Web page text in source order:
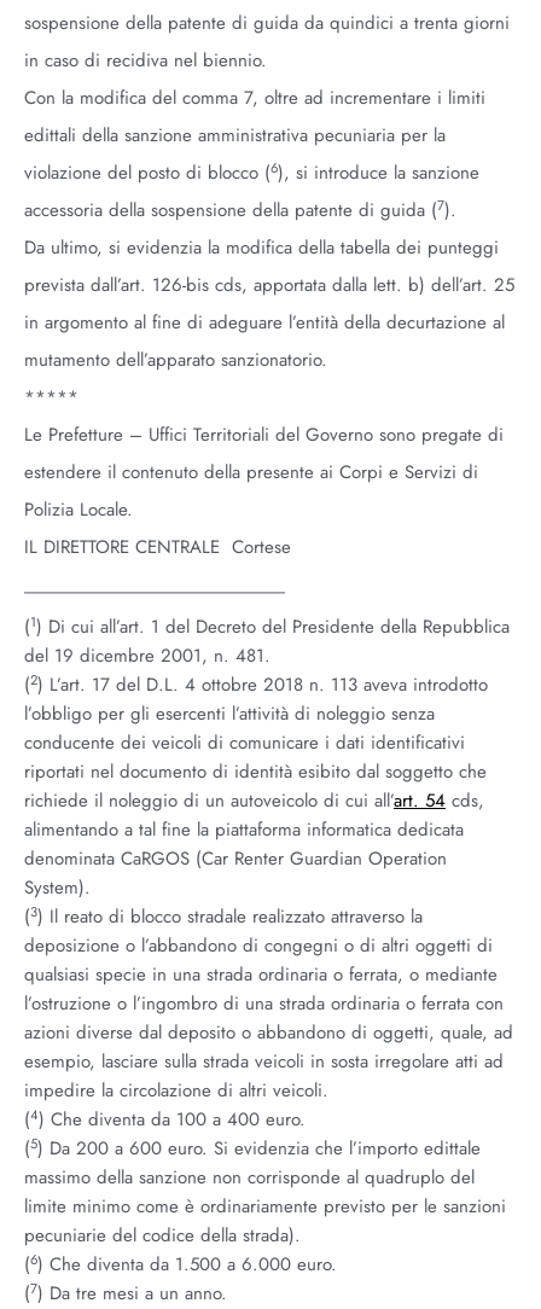
sospensione della patente di guida da quindici a trenta giorni
in caso di recidiva nel biennio.
Con la modifica del comma 7, oltre ad incrementare i limiti
edittali della sanzione amministrativa pecuniaria per la
violazione del posto di blocco (6), si introduce la sanzione
accessoria della sospensione della patente di guida (7).
Da ultimo, si evidenzia la modifica della tabella dei punteggi
prevista dall’art. 126-bis cds, apportata dalla lett. b) dell’art. 25
in argomento al fine di adeguare l’entità della decurtazione al
mutamento dell’apparato sanzionatorio.
*****
Le Prefetture – Uffici Territoriali del Governo sono pregate di
estendere il contenuto della presente ai Corpi e Servizi di
Polizia Locale.
IL DIRETTORE CENTRALE Cortese
________________________
(1) Di cui all’art. 1 del Decreto del Presidente della Repubblica
del 19 dicembre 2001, n. 481.
(2) L’art. 17 del D.L. 4 ottobre 2018 n. 113 aveva introdotto
l’obbligo per gli esercenti l’attività di noleggio senza
conducente dei veicoli di comunicare i dati identificativi
riportati nel documento di identità esibito dal soggetto che
richiede il noleggio di un autoveicolo di cui all’art. 54 cds,
alimentando a tal fine la piattaforma informatica dedicata
denominata CaRGOS (Car Renter Guardian Operation
System).
(3) Il reato di blocco stradale realizzato attraverso la
deposizione o l’abbandono di congegni o di altri oggetti di
qualsiasi specie in una strada ordinaria o ferrata, o mediante
l’ostruzione o l’ingombro di una strada ordinaria o ferrata con
azioni diverse dal deposito o abbandono di oggetti, quale, ad
esempio, lasciare sulla strada veicoli in sosta irregolare atti ad
impedire la circolazione di altri veicoli.
(4) Che diventa da 100 a 400 euro.
(5) Da 200 a 600 euro. Si evidenzia che l’importo edittale
massimo della sanzione non corrisponde al quadruplo del
limite minimo come è ordinariamente previsto per le sanzioni
pecuniarie del codice della strada).
(6) Che diventa da 1.500 a 6.000 euro.
(7) Da tre mesi a un anno.